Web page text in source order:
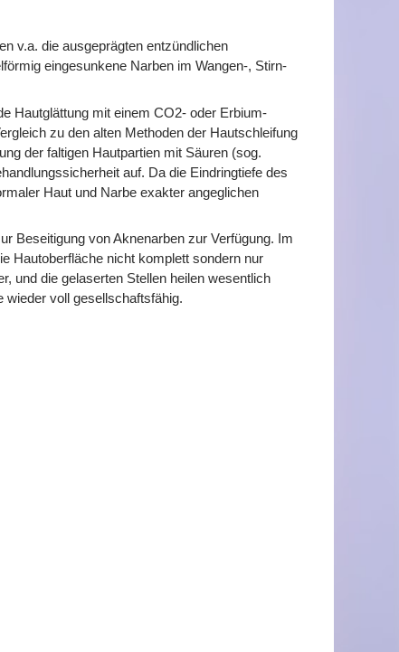
v.a. die ausgeprägten entzündlichen
eingesunkene Narben im Wangen-, Stirn-
Hautglättung mit einem CO2- oder Erbium-
zu den alten Methoden der Hautschleifung
der faltigen Hautpartien mit Säuren (sog.
auf. Da die Eindringtiefe des
Haut und Narbe exakter angeglichen
Beseitigung von Aknenarben zur Verfügung. Im
Hautoberfläche nicht komplett sondern nur
und die gelaserten Stellen heilen wesentlich
wieder voll gesellschaftsfähig.